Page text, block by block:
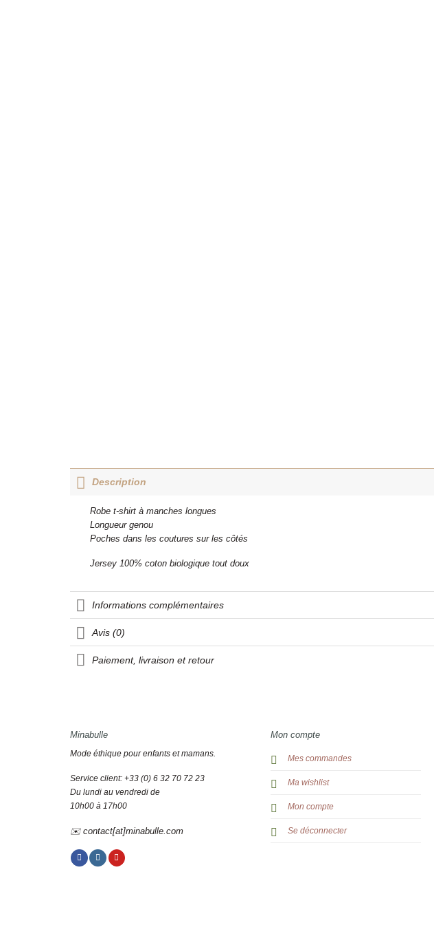
Description
Robe t-shirt à manches longues
Longueur genou
Poches dans les coutures sur les côtés
Jersey 100% coton biologique tout doux
Informations complémentaires
Avis (0)
Paiement, livraison et retour
Minabulle
Mode éthique pour enfants et mamans.
Service client: +33 (0) 6 32 70 72 23
Du lundi au vendredi de
10h00 à 17h00
✉️ contact[at]minabulle.com
Mon compte
Mes commandes
Ma wishlist
Mon compte
Se déconnecter